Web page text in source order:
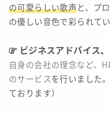
の可愛らしい歌声と、プ
の優しい音色で彩られてい
ビジネスアドバイス
自身の会社の理念など、
のサービス を行いました
ております）